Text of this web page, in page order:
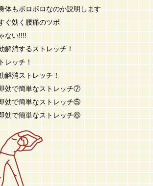
体もボロボロなのか説明します
ぐ効く腰痛のツボ
ない!!!!
解消するストレッチ！
レッチ！
解消ストレッチ！
効で簡単なストレッチ⑦
効で簡単なストレッチ⑤
効で簡単なストレッチ⑥